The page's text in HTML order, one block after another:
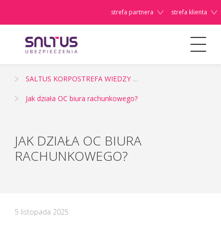
strefa partnera strefa klienta
Szanowni
SALTUS KORPOSTREFA WIEDZY - źródło informacji o ubezpieczeniach korporacyjnych i zarządzaniu ryzykiem
Jak działa OC biura rachunkowego?
JAK DZIAŁA OC BIURA
RACHUNKOWEGO?
5 listopada 2025